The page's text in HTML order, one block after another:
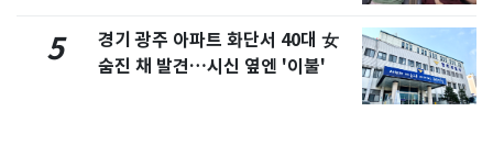
5
경기 광주 아파트 화단서 40대 女
숨진 채 발견…시신 옆엔 '이불'